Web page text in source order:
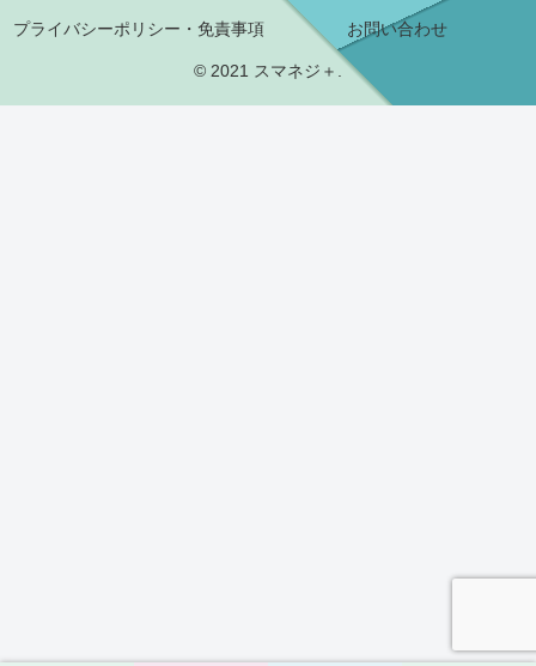
プライバシーポリシー・免責事項 お問い合わせ
© 2021 スマネジ＋.